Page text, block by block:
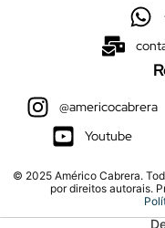
@americocabrera
Youtube
© 2025 Américo Cabrera.
por direitos autorais.